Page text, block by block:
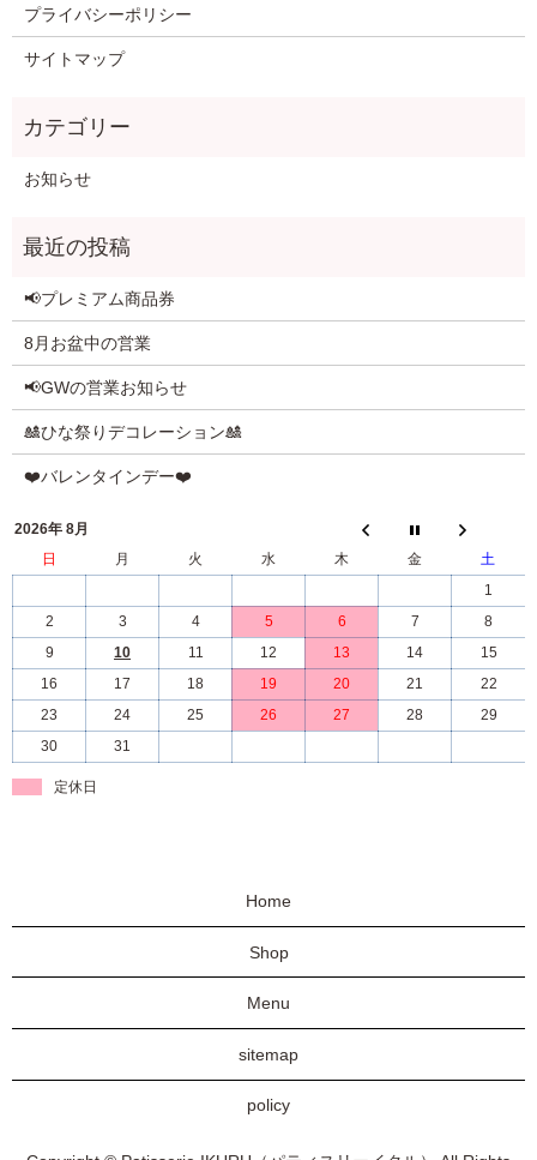
プライバシーポリシー
サイトマップ
お知らせ
📢プレミアム商品券
8月お盆中の営業
📢GWの営業お知らせ
🎎ひな祭りデコレーション🎎
❤️バレンタインデー❤️
2026年 8月
日
月 火 水 木 金
土
1
2
3 4 5 6 7
8
9
10 11 12 13 14
15
16
17 18 19 20 21
22
23
24 25 26 27 28
29
30
31
定休日
Home
Shop
Menu
sitemap
policy